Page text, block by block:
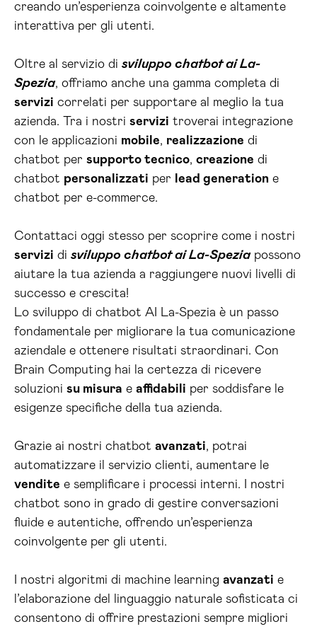
creando un’esperienza coinvolgente e altamente
interattiva per gli utenti.
Oltre al servizio di sviluppo chatbot ai La-
Spezia, offriamo anche una gamma completa di
servizi correlati per supportare al meglio la tua
azienda. Tra i nostri servizi troverai integrazione
con le applicazioni mobile, realizzazione di
chatbot per supporto tecnico, creazione di
chatbot personalizzati per lead generation e
chatbot per e-commerce.
Contattaci oggi stesso per scoprire come i nostri
servizi di sviluppo chatbot ai La-Speziapossono
aiutare la tua azienda a raggiungere nuovi livelli di
successo e crescita!
Lo sviluppo di chatbot AI La-Spezia è un passo
fondamentale per migliorare la tua comunicazione
aziendale e ottenere risultati straordinari. Con
Brain Computing hai la certezza di ricevere
soluzioni su misura e affidabili per soddisfare le
esigenze specifiche della tua azienda.
Grazie ai nostri chatbot avanzati, potrai
automatizzare il servizio clienti, aumentare le
vendite e semplificare i processi interni. I nostri
chatbot sono in grado di gestire conversazioni
fluide e autentiche, offrendo un’esperienza
coinvolgente per gli utenti.
I nostri algoritmi di machine learning avanzati e
l’elaborazione del linguaggio naturale sofisticata ci
consentono di offrire prestazioni sempre migliori